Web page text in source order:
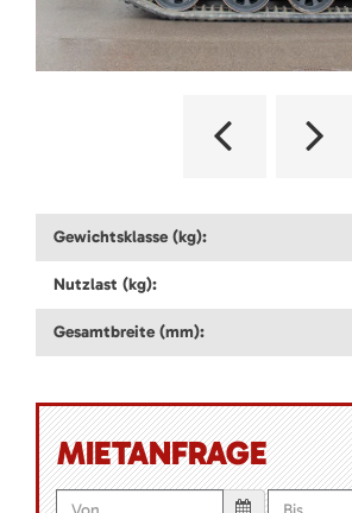
Gewichtsklasse (kg):
Nutzlast (kg):
Gesamtbreite (mm):
MIETANFRAGE